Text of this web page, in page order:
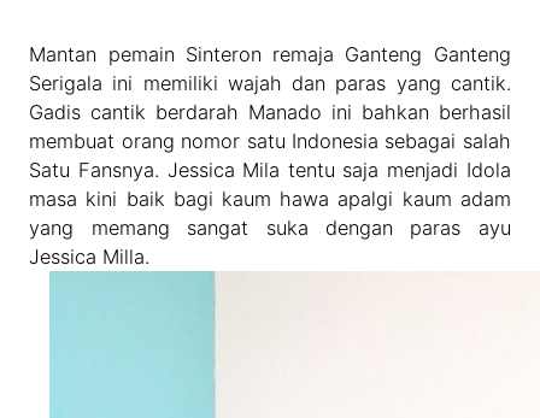
Mantan pemain Sinteron remaja Ganteng Ganteng
Serigala ini memiliki wajah dan paras yang cantik.
Gadis cantik berdarah Manado ini bahkan berhasil
membuat orang nomor satu Indonesia sebagai salah
Satu Fansnya. Jessica Mila tentu saja menjadi Idola
masa kini baik bagi kaum hawa apalgi kaum adam
yang memang sangat suka dengan paras ayu
Jessica Milla.